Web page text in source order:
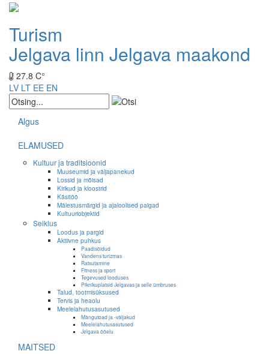
Turism
Jelgava linn Jelgava maakond
27.8 C°
LV LT EE EN
Algus
ELAMUSED
Kultuur ja traditsioonid
Muuseumid ja väljapanekud
Lossid ja mõisad
Kirikud ja kloostrid
Käsitöö
Mälestusmärgid ja ajaloolised paigad
Kultuuriobjektid
Seiklus
Loodus ja pargid
Aktiivne puhkus
Paadisõidud
Vandens turizmas
Ratsutamine
Fitness ja sport
Tegevused looduses
Piknikuplatsid Jelgavas ja selle ümbruses
Talud, tootmisüksused
Tervis ja heaolu
Meelelahutusasutused
Mängutoad ja -väljakud
Meelelahutusasutused
Jelgava ööelu
MAITSED